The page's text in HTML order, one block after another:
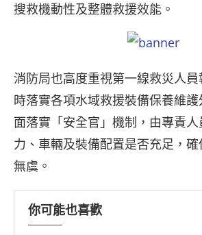
搜救機動性及整體救援效能。
消防局也高度重視第一線救災人
時落實各項水域救援裝備保養維
面落實「安全官」機制，由專責
力、車輛及裝備配置是否充足，
無虞。
你可能也喜歡